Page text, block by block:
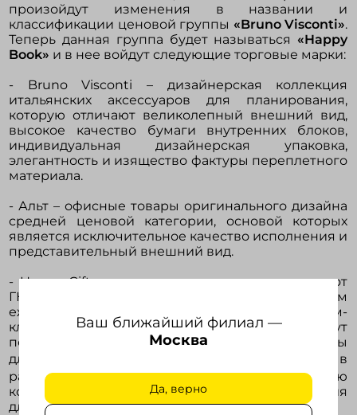
Ваш ближайший филиал —
Москва
Да, верно
произойдут изменения в названии и
классификации ценовой группы «Bruno Visconti».
Теперь данная группа будет называться«Happy
Book» и в нее войдут следующие торговые марки:
- Bruno Visconti – дизайнерская коллекция
итальянских аксессуаров для планирования,
которую отличают великолепный внешний вид,
высокое качество бумаги внутренних блоков,
индивидуальная дизайнерская упаковка,
элегантность и изящество фактуры переплетного
материала.
- Альт – офисные товары оригинального дизайна
средней ценовой категории, основой которых
является исключительное качество исполнения и
представительный внешний вид.
- Happy Gifts – дополнительное предложение от
ГК «Интерпрезент» по качественным
ежедневникам, планингам и визитницам эконом-
класса. 17 октября 2011 г. все клиенты смогут
познакомиться с новыми ценами на аксессуары
для планирования на сайте
в
разделе «Прайс-лист» и оценить представленную
коллекцию в разделе сайта «Каталог» - «Изделия
для записей».